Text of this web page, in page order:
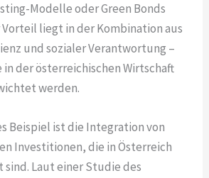
Modelle oder Green Bonds
liegt in der Kombination aus
und sozialer Verantwortung –
in der österreichischen Wirtschaft
werden.
Beispiel ist die Integration von
Investitionen, die in Österreich
sind. Laut einer Studie des